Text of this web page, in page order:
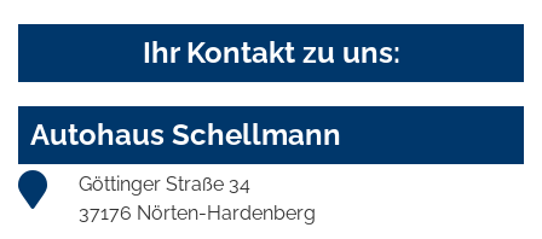
Ihr Kontakt zu uns:
Autohaus Schellmann
Göttinger Straße 34
37176 Nörten-Hardenberg